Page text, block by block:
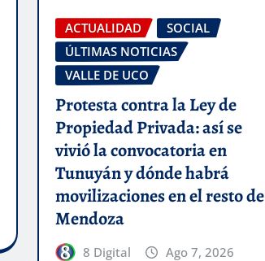
ACTUALIDAD
SOCIAL
ÚLTIMAS NOTICIAS
VALLE DE UCO
Protesta contra la Ley de
Propiedad Privada: así se
vivió la convocatoria en
Tunuyán y dónde habrá
movilizaciones en el resto de
Mendoza
8 Digital Ago 7, 2026